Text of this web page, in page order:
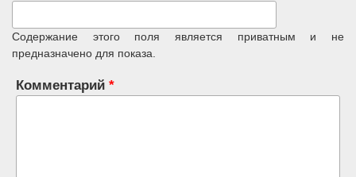
Содержание этого поля является приватным и не
предназначено для показа.
Комментарий *